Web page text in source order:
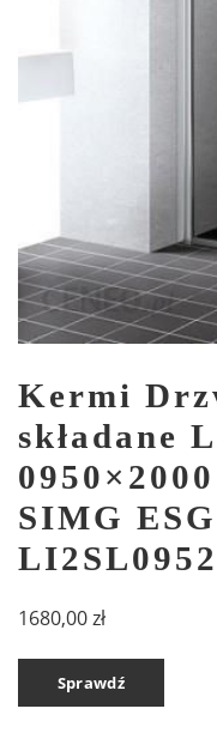
Kermi
składane
SIMG
1680,00zł
Sprawdź